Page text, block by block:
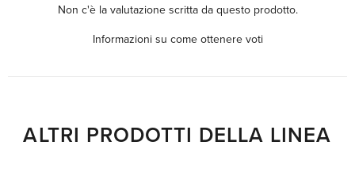
Non c'è la valutazione scritta da questo prodotto.
Informazioni su come ottenere voti
ALTRI PRODOTTI DELLA LINEA